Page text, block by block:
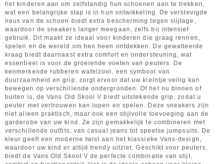
het kinderen aan om zelfstandig hun schoenen aan te trekken,
wat een belangrijke stap is in hun ontwikkeling. De verstevigde
neus van de schoen biedt extra bescherming tegen slijtage,
waardoor de sneakers langer meegaan, zelfs bij intensief
gebruik. Dit maakt ze ideaal voor kinderen die graag rennen,
spelen en de wereld om hen heen ontdekken. De gewatteerde
kraag biedt daarnaast extra comfort en ondersteuning, wat
essentieel is voor de groeiende voeten van peuters. De
kenmerkende rubberen wafelzool, een symbool van
duurzaamheid en grip, zorgt ervoor dat uw kleintje veilig kan
bewegen op verschillende ondergronden. Of het nu binnen of
buiten is, de Vans Old Skool V biedt uitstekende grip, zodat u
peuter met vertrouwen kan lopen en spelen. Deze sneakers zijn
niet alleen praktisch, maar ook een stijlvolle toevoeging aan de
garderobe van uw kind. Ze zijn gemakkelijk te combineren met
verschillende outfits, van casual jeans tot speelse jumpsuits. De
kleur geeft een moderne twist aan het klassieke Vans-design,
waardoor uw kind er altijd trendy uitziet. Geschikt voor peuters,
biedt de Vans Old Skool V de perfecte combinatie van stijl,